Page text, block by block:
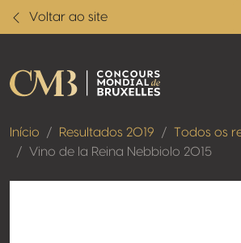
Voltar ao site
Início Resultados 2019
Todos os
Vino de la Reina Nebbiolo 2015